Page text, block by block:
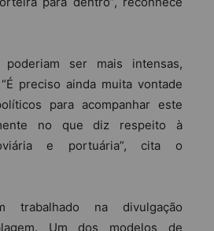
ser mais intensas,
preciso ainda muita vontade
para acompanhar este
no que diz respeito à
e portuária”, cita o
trabalhado na divulgação
Um dos modelos de